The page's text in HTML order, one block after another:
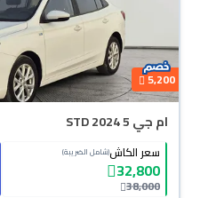
5,200
ام جي 5 STD 2024
سعر الكاش(شامل الضريبة)
32,800
38,000